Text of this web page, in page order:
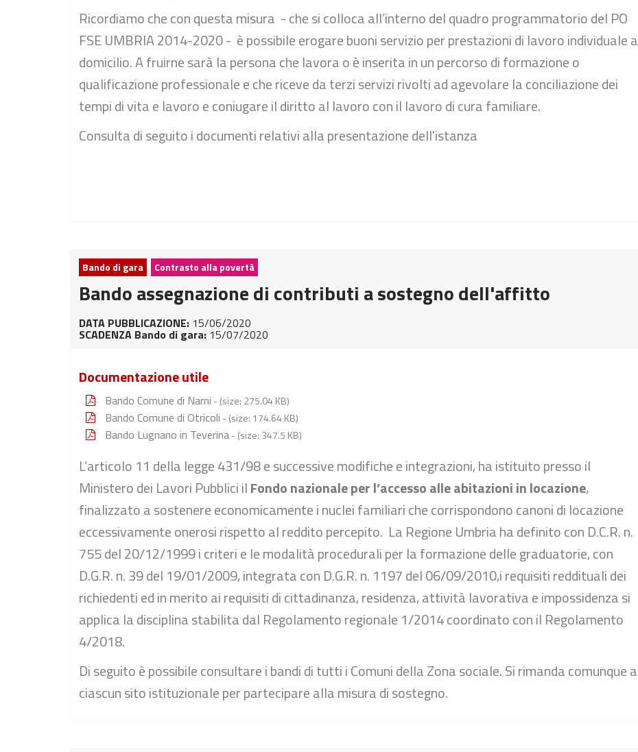
Ricordiamo che con questa misura - che si colloca all’interno del quadro programmatorio del PO
FSE UMBRIA 2014-2020 - è possibile erogare buoni servizio per prestazioni di lavoro individuale a
domicilio. A fruirne sarà la persona che lavora o è inserita in un percorso di formazione o
qualificazione professionale e che riceve da terzi servizi rivolti ad agevolare la conciliazione dei
tempi di vita e lavoro e coniugare il diritto al lavoro con il lavoro di cura familiare.
Consulta di seguito i documenti relativi alla presentazione dell'istanza
Bando di gara Contrasto alla povertà
Bando assegnazione di contributi a sostegno dell'affitto
DATA PUBBLICAZIONE: 15/06/2020
SCADENZA Bando di gara: 15/07/2020
Documentazione utile
Bando Comune di Narni - (size: 275.04 KB)
Bando Comune di Otricoli - (size: 174.64 KB)
Bando Lugnano in Teverina- (size: 347.5 KB)
L’articolo 11 della legge 431/98 e successive modifiche e integrazioni, ha istituito presso il
Ministero dei Lavori Pubblici ilFondo nazionale per l’accesso alle abitazioni in locazione,
finalizzato a sostenere economicamente i nuclei familiari che corrispondono canoni di locazione
eccessivamente onerosi rispetto al reddito percepito. La Regione Umbria ha definito con D.C.R. n.
755 del 20/12/1999 i criteri e le modalità procedurali per la formazione delle graduatorie, con
D.G.R. n. 39 del 19/01/2009, integrata con D.G.R. n. 1197 del 06/09/2010,i requisiti reddituali dei
richiedenti ed in merito ai requisiti di cittadinanza, residenza, attività lavorativa e impossidenza si
applica la disciplina stabilita dal Regolamento regionale 1/2014 coordinato con il Regolamento
4/2018.
Di seguito è possibile consultare i bandi di tutti i Comuni della Zona sociale. Si rimanda comunque a
ciascun sito istituzionale per partecipare alla misura di sostegno.